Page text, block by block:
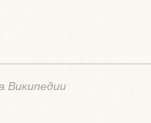
Википедии